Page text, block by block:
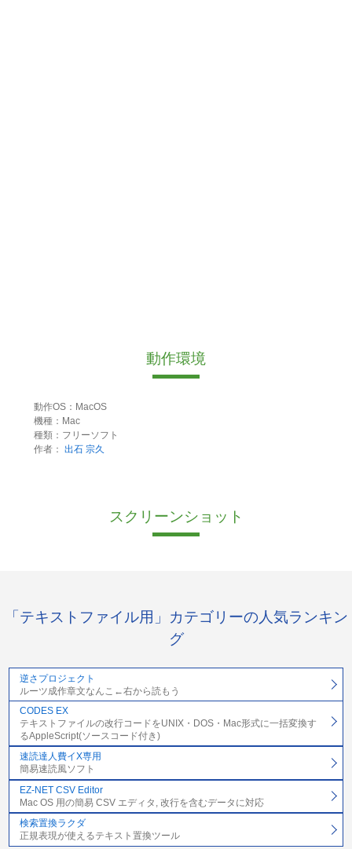
動作環境
動作OS：MacOS
機種：Mac
種類：フリーソフト
作者： 出石 宗久
スクリーンショット
「テキストファイル用」カテゴリーの人気ランキン
グ
逆さプロジェクト
ルーツ成作章文なんこ←右から読もう
CODES EX
テキストファイルの改行コードをUNIX・DOS・Mac形式に一括変換す
るAppleScript(ソースコード付き)
速読達人費イX専用
簡易速読風ソフト
EZ-NET CSV Editor
Mac OS 用の簡易 CSV エディタ, 改行を含むデータに対応
検索置換ラクダ
正規表現が使えるテキスト置換ツール